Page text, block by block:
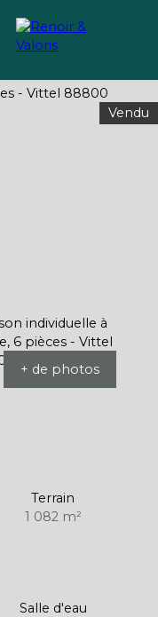
Vendu
+ de photos
Terrain
1 082 m²
Salle d'eau